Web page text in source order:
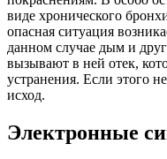
виде хронического
опасная ситуация
данном случае дым и
вызывают в ней отек,
устранения. Если этого
исход.
Электронные